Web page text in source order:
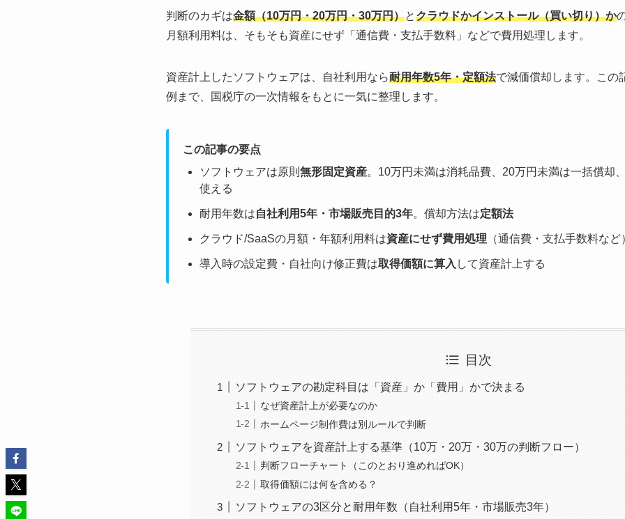
判断のカギは金額（10万円・20万円・30万円）とクラウドかインストール（買い切り）か
月額利用料は、そもそも資産にせず「通信費・支払手数料」などで費用処理します。
資産計上したソフトウェアは、自社利用なら耐用年数5年・定額法で減価償却します。この
例まで、国税庁の一次情報をもとに一気に整理します。
この記事の要点
ソフトウェアは原則 無形固定資産。10万円未満は消耗品費、20万円未満は一括償却
使える
耐用年数は自社利用5年・市場販売目的3年。償却方法は定額法
クラウド/SaaSの月額・年額利用料は資産にせず費用処理 （通信費・支払手数料など
導入時の設定費・自社向け修正費は取得価額に算入 して資産計上する
目次
ソフトウェアの勘定科目は「資産」か「費用」かで決まる
なぜ資産計上が必要なのか
ホームページ制作費は別ルールで判断
ソフトウェアを資産計上する基準（10万・20万・30万の判断フロー）
判断フローチャート（このとおり進めればOK）
取得価額には何を含める？
ソフトウェアの3区分と耐用年数（自社利用5年・市場販売3年）